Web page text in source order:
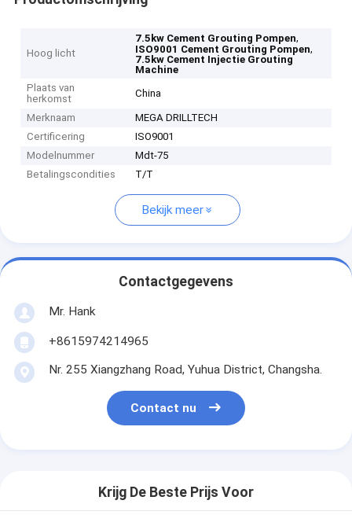
Hoog licht
7.5kw Cement Grouting Pompen,
ISO9001 Cement Grouting Pompen,
7.5kw Cement Injectie Grouting
Machine
Plaats van
herkomst
China
Merknaam
MEGA DRILLTECH
Certificering
ISO9001
Modelnummer
Mdt-75
Betalingscondities
T/T
Bekijk meer
Contactgegevens
Mr. Hank
+8615974214965
Nr. 255 Xiangzhang Road, Yuhua District, Changsha.
Contact nu
Krijg De Beste Prijs Voor